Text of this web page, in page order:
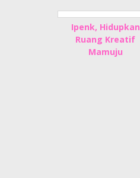
Ipenk, Hidupkan
Ruang Kreatif
Mamuju